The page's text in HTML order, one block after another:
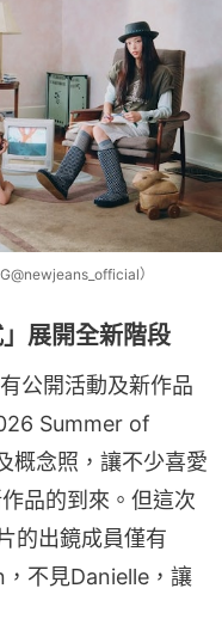
）
展開全新階段
公開活動及新作品
Summer of
概念照，讓不少喜愛
品的到來。但這次
的出鏡成員僅有
不見Danielle，讓